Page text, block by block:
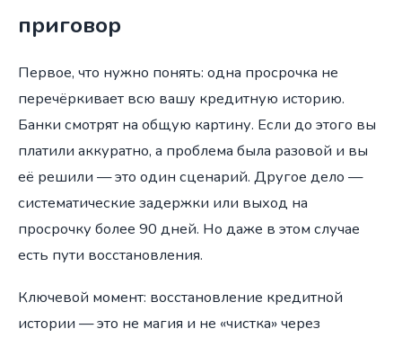
приговор
Первое, что нужно понять: одна просрочка не
перечёркивает всю вашу кредитную историю.
Банки смотрят на общую картину. Если до этого вы
платили аккуратно, а проблема была разовой и вы
её решили — это один сценарий. Другое дело —
систематические задержки или выход на
просрочку более 90 дней. Но даже в этом случае
есть пути восстановления.
Ключевой момент: восстановление кредитной
истории — это не магия и не «чистка» через